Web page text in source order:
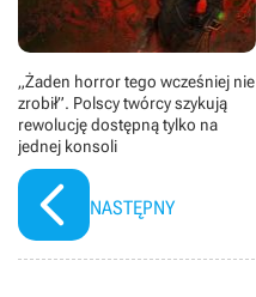
„Żaden horror tego wcześniej nie
zrobił”. Polscy twórcy szykują
rewolucję dostępną tylko na
jednej konsoli
NASTĘPNY